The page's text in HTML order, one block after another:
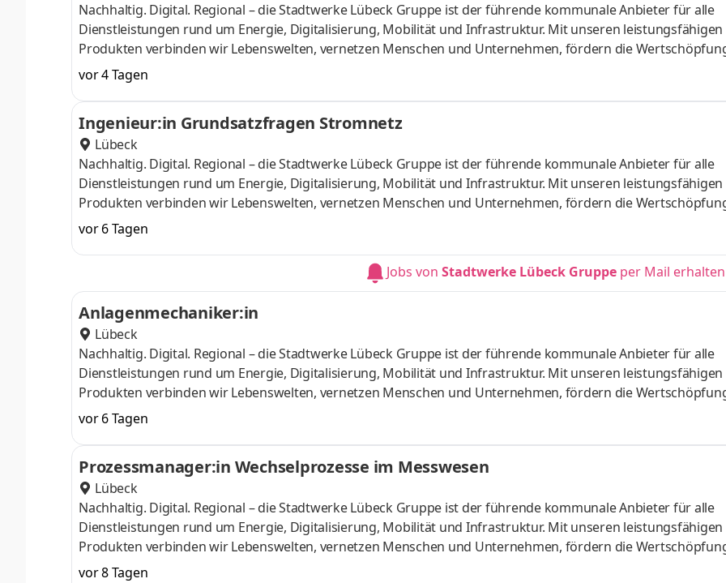
Nachhaltig. Digital. Regional – die Stadtwerke Lübeck Gruppe ist der führende kommunale Anbieter für alle
Dienstleistungen rund um Energie, Digitalisierung, Mobilität und Infrastruktur. Mit unseren leistungsfähigen
Produkten verbinden wir Lebenswelten, vernetzen Menschen und Unternehmen, fördern die
und unterstützen kraftvoll und engagiert den Sport, die Bildung und das kulturelle Leben. Verantwortungsvoll,
gemeinwohlorientiert, der Vielfalt der Menschen und ihren Lebensentwürfen verpflichtet, gestalten wir die
und Mobilitätswende für die Bürger:innen in und um Lübeck. Mit rund 1.500 Mitarbeitenden zählen wir zu
größten Arbeitgebern in Schleswig-Holstein.E
vor 4 Tagen
Ingenieur:in Grundsatzfragen Stromnetz
Lübeck
Nachhaltig. Digital. Regional – die Stadtwerke Lübeck Gruppe ist der führende kommunale Anbieter für alle
Dienstleistungen rund um Energie, Digitalisierung, Mobilität und Infrastruktur. Mit unseren leistungsfähigen
Produkten verbinden wir Lebenswelten, vernetzen Menschen und Unternehmen, fördern die
und unterstützen kraftvoll und engagiert den Sport, die Bildung und das kulturelle Leben. Verantwortungsvoll,
gemeinwohlorientiert, der Vielfalt der Menschen und ihren Lebensentwürfen verpflichtet, gestalten wir die
und Mobilitätswende für die Bürger:innen in und um Lübeck. Mit rund 1.500 Mitarbeitenden zählen wir zu
vor 6 Tagen
Jobs von Stadtwerke Lübeck Gruppe per Mail erhalten
Anlagenmechaniker:in
Lübeck
Nachhaltig. Digital. Regional – die Stadtwerke Lübeck Gruppe ist der führende kommunale Anbieter für alle
Dienstleistungen rund um Energie, Digitalisierung, Mobilität und Infrastruktur. Mit unseren leistungsfähigen
Produkten verbinden wir Lebenswelten, vernetzen Menschen und Unternehmen, fördern die
und unterstützen kraftvoll und engagiert den Sport, die Bildung und das kulturelle Leben. Verantwortungsvoll,
gemeinwohlorientiert, der Vielfalt der Menschen und ihren Lebensentwürfen verpflichtet, gestalten wir die
und Mobilitätswende für die Bürger:innen in und um Lübeck. Mit rund 1.500 Mitarbeitenden zählen wir zu
größten Arbeitgebern in Schleswig-Holstein.D
vor 6 Tagen
Prozessmanager:in Wechselprozesse im Messwesen
Lübeck
Nachhaltig. Digital. Regional – die Stadtwerke Lübeck Gruppe ist der führende kommunale Anbieter für alle
Dienstleistungen rund um Energie, Digitalisierung, Mobilität und Infrastruktur. Mit unseren leistungsfähigen
Produkten verbinden wir Lebenswelten, vernetzen Menschen und Unternehmen, fördern die
und unterstützen kraftvoll und engagiert den Sport, die Bildung und das kulturelle Leben. Verantwortungsvoll,
vor 8 Tagen